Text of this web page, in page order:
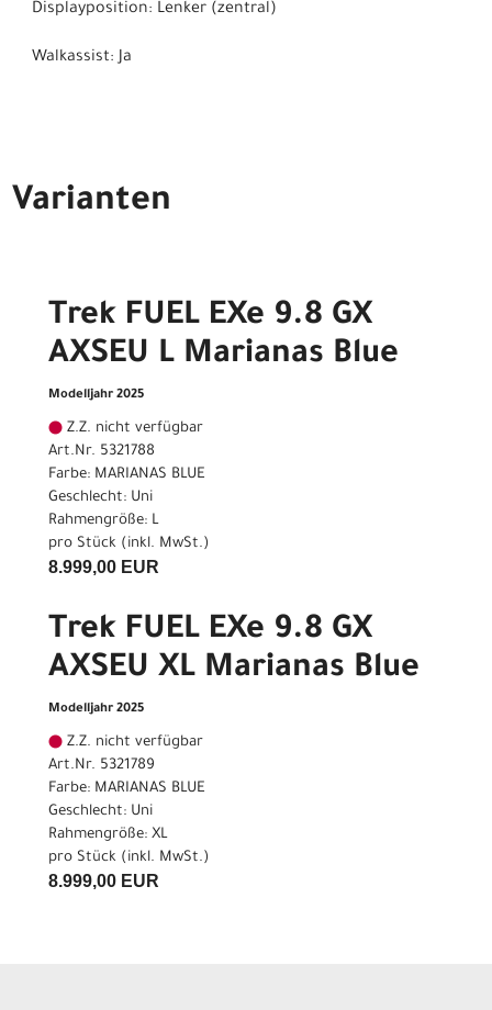
Displayposition: Lenker (zentral)
Walkassist: Ja
Varianten
Trek FUEL EXe 9.8 GX
AXSEU L Marianas Blue
Modelljahr 2025
Z.Z. nicht verfügbar
Art.Nr. 5321788
Farbe: MARIANAS BLUE
Geschlecht: Uni
Rahmengröße: L
pro Stück (inkl. MwSt.)
8.999,00 EUR
Trek FUEL EXe 9.8 GX
AXSEU XL Marianas Blue
Modelljahr 2025
Z.Z. nicht verfügbar
Art.Nr. 5321789
Farbe: MARIANAS BLUE
Geschlecht: Uni
Rahmengröße: XL
pro Stück (inkl. MwSt.)
8.999,00 EUR